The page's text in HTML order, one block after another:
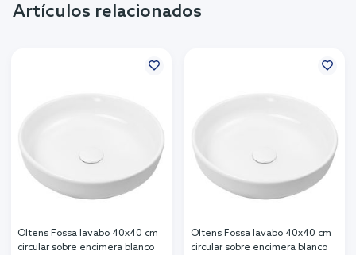
Artículos relacionados
Oltens Fossa lavabo 40x40 cm
circular sobre encimera blanco
Oltens Fossa lavabo 40x40 cm
circular sobre encimera blanco